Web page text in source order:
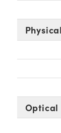
Optical